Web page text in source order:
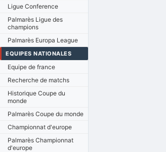
Ligue Conference
Palmarès Ligue des
champions
Palmarès Europa League
EQUIPES NATIONALES
Equipe de france
Recherche de matchs
Historique Coupe du
monde
Palmarès Coupe du monde
Championnat d'europe
Palmarès Championnat
d'europe